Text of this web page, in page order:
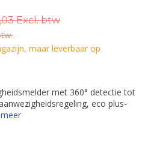
Excl. btw
maar leverbaar op
met 360° detectie tot
eco plus-